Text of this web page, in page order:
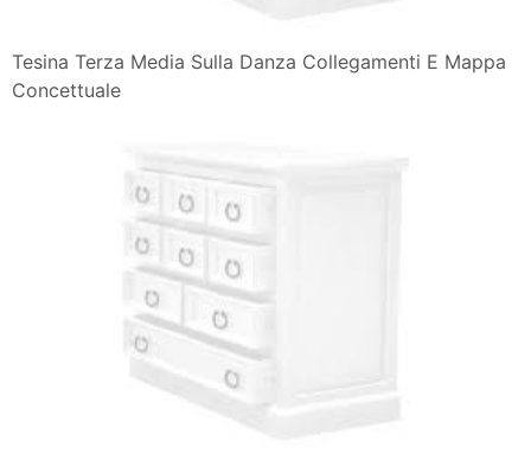
Tesina Terza Media Sulla Danza Collegamenti E Mappa
Concettuale